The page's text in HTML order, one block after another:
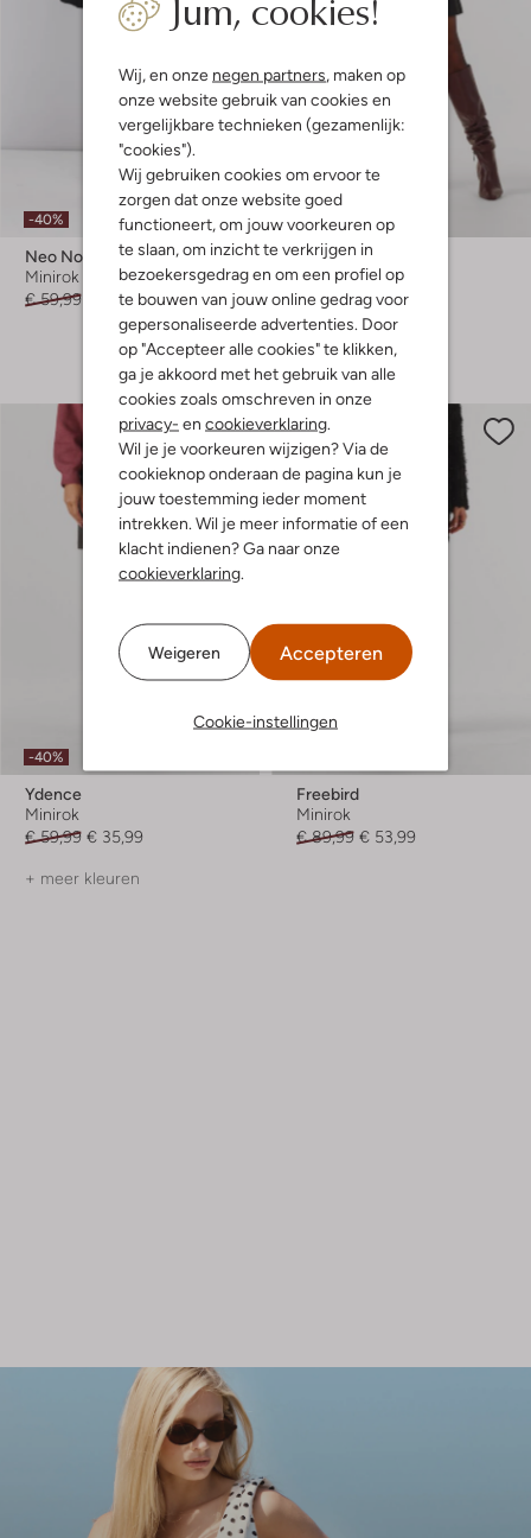
Wij, en onze negen partners, maken op
onze website gebruik van cookies en
vergelijkbare technieken (gezamenlijk:
"cookies").
Wij gebruiken cookies om ervoor te
zorgen dat onze website goed
functioneert, om jouw voorkeuren op
te slaan, om inzicht te verkrijgen in
bezoekersgedrag en om een profiel op
te bouwen van jouw online gedrag voor
gepersonaliseerde advertenties. Door
op "Accepteer alle cookies" te klikken,
ga je akkoord met het gebruik van alle
cookies zoals omschreven in onze
privacy- en cookieverklaring.
Wil je je voorkeuren wijzigen? Via de
cookieknop onderaan de pagina kun je
jouw toestemming ieder moment
intrekken. Wil je meer informatie of een
klacht indienen? Ga naar onze
cookieverklaring.
Weigeren Accepteren
Cookie-instellingen
-40%
Neo Noir
Minirok
€ 59,99
€ 35,99
Msch Copenhagen
Minirok
€ 49,99
+ meer kleuren
-40%
Ydence
Minirok
€ 59,99 € 35,99
+ meer kleuren
Freebird
Minirok
€ 89,99 € 53,99